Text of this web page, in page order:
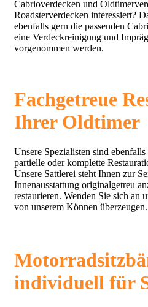
Cabrioverdecken und
Roadsterverdecken interessiert?
ebenfalls gern die passenden
eine Verdeckreinigung und
vorgenommen werden.
Fachgetreue
Ihrer Oldtimer
Unsere Spezialisten sind
partielle oder komplette
Unsere Sattlerei steht Ihnen zur
Innenausstattung originalgetreu
restaurieren. Wenden Sie sich an
von unserem Können überzeugen.
individuell für